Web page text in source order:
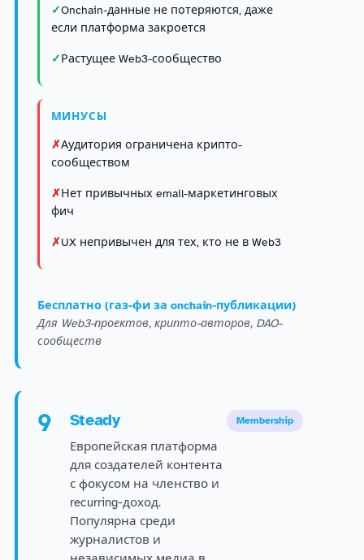
Onchain-данные не потеряются, даже
если платформа закроется
Растущее Web3-сообщество
МИНУСЫ
Аудитория ограничена крипто-
сообществом
Нет привычных email-маркетинговых
фич
UX непривычен для тех, кто не в Web3
Бесплатно (газ-фи за onchain-публикации)
Для Web3-проектов, крипто-авторов, DAO-
сообществ
9 Steady
Европейская платформа
для создателей контента
с фокусом на членство и
recurring-доход.
Популярна среди
журналистов и
Membership